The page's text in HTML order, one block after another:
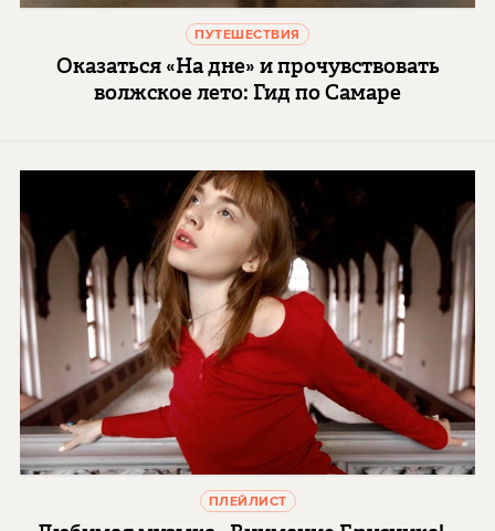
ПУТЕШЕСТВИЯ
Оказаться «На дне» и прочувствовать
волжское лето: Гид по Самаре
ПЛЕЙЛИСТ